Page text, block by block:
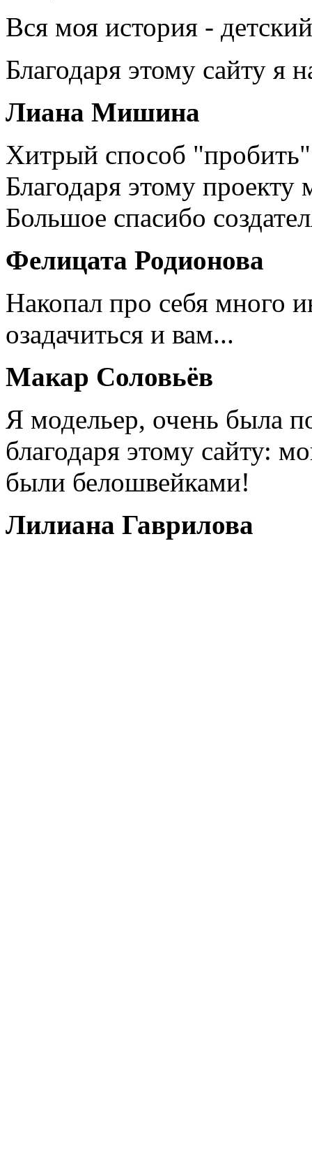
Вся моя история -
Благодаря этому сайту я
Лиана Мишина
Хитрый способ
Благодаря этому
Большое спасибо
Фелицата Родионова
Накопал про себя много
озадачиться и вам...
Макар Соловьёв
Я модельер, очень была
благодаря этому сайту:
были белошвейками!
Лилиана Гаврилова